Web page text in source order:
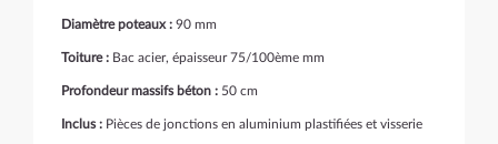
Diamètre poteaux : 90 mm
Toiture : Bac acier, épaisseur 75/100ème mm
Profondeur massifs béton : 50 cm
Inclus : Pièces de jonctions en aluminium plastifiées et visserie